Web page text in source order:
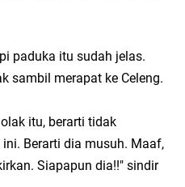
paduka itu sudah jelas.
sambil merapat ke Celeng.
itu, berarti tidak
Berarti dia musuh. Maaf,
Siapapun dia!!" sindir